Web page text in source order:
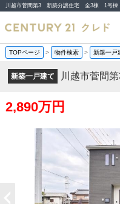
TOPページ > 物件検索 > 新築一戸
新築一戸建て 川越市菅間
2,890万円